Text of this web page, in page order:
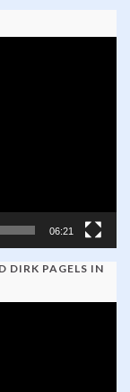
06:21
DIRK PAGELS IN